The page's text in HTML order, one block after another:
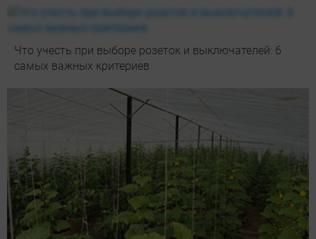
Что учесть при выборе розеток и выключателей: 6
самых важных критериев